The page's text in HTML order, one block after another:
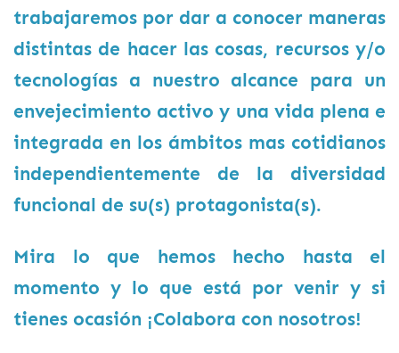
trabajaremos por dar a conocer maneras
distintas de hacer las cosas, recursos y/o
tecnologías a nuestro alcance para un
envejecimiento activo y una vida plena e
integrada en los ámbitos mas cotidianos
independientemente de la diversidad
funcional de su(s) protagonista(s).
Mira lo que hemos hecho hasta el
momento y lo que está por venir y si
tienes ocasión ¡Colabora con nosotros!